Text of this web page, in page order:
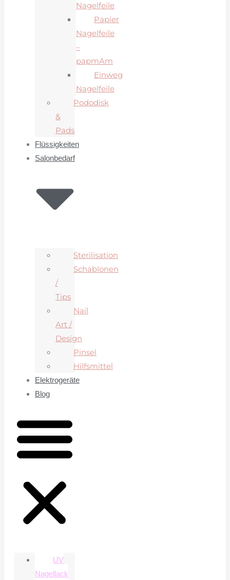
Nagelfeile
Papier
Nagelfeile
–
papmAm
Einweg
Nagelfeile
Pododisk
&
Pads
Flüssigkeiten
Salonbedarf
Sterilisation
Schablonen
/
Tips
Nail
Art /
Design
Pinsel
Hilfsmittel
Elektrogeräte
Blog
UV
Nagellack